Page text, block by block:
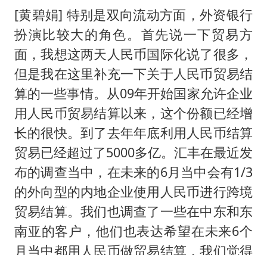
[黄碧娟] 特别是双向流动方面，外资银行
扮演比较大的角色。首先说一下贸易方
面，我想这两天人民币国际化说了很多，
但是我在这里补充一下关于人民币贸易结
算的一些事情。从09年开始国家允许企业
用人民币贸易结算以来，这个份额已经增
长的很快。到了去年年底利用人民币结算
贸易已经超过了5000多亿。汇丰在最近发
布的调查当中，在未来的6月当中会有1/3
的外向型的内地企业使用人民币进行跨境
贸易结算。我们也调查了一些在中东和东
南亚的客户，他们也表达希望在未来6个
月当中都用人民币做贸易结算，我们觉得